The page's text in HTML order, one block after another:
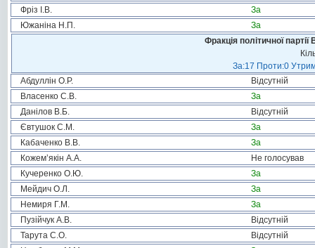
Фріз І.В.
За
Южаніна Н.П.
За
Фракція політичної
За:17 Проти:0
Абдуллін О.Р.
Відсутній
Власенко С.В.
За
Данілов В.Б.
Відсутній
Євтушок С.М.
За
Кабаченко В.В.
За
Кожем’якін А.А.
Не голосував
Кучеренко О.Ю.
За
Мейдич О.Л.
За
Немиря Г.М.
За
Пузійчук А.В.
Відсутній
Тарута С.О.
Відсутній